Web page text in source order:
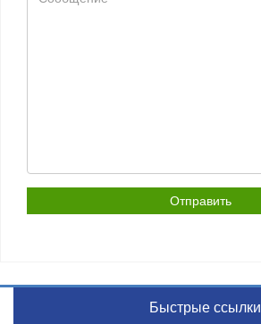
Быстрые ссылки